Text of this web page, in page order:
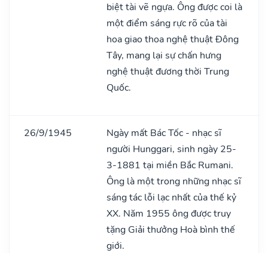
biệt tài vẽ ngựa. Ông được coi là
một điểm sáng rực rõ của tài
hoa giao thoa nghệ thuật Đông
Tây, mang lại sự chấn hưng
nghệ thuật đương thời Trung
Quốc.
26/9/1945
Ngày mất Bác Tốc - nhạc sĩ
người Hunggari, sinh ngày 25-
3-1881 tại miền Bắc Rumani.
Ông là một trong những nhạc sĩ
sáng tác lỗi lạc nhất của thế kỷ
XX. Năm 1955 ông được truy
tặng Giải thưởng Hoà bình thế
giới.